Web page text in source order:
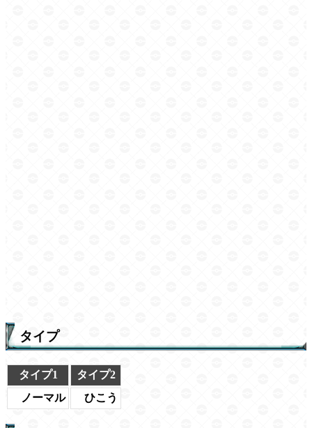
タイプ
タイプ1
タイプ2
ノーマル
ひこう